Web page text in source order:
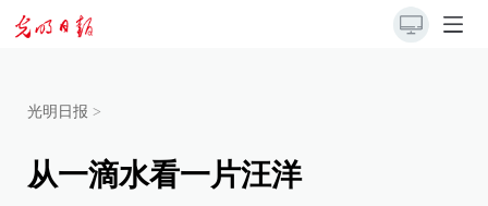
光明日报 >
从一滴水看一片汪洋